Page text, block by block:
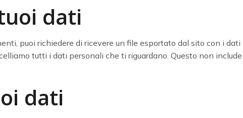
dati
puoi richiedere di ricevere un file esportato dal sito con i
tutti i dati personali che ti riguardano. Questo non
dati